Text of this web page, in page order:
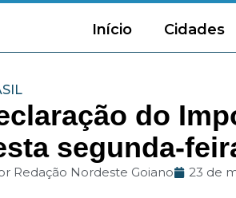
Início Cidades
do
segunda-
Redação Nordeste Goiano 23 de